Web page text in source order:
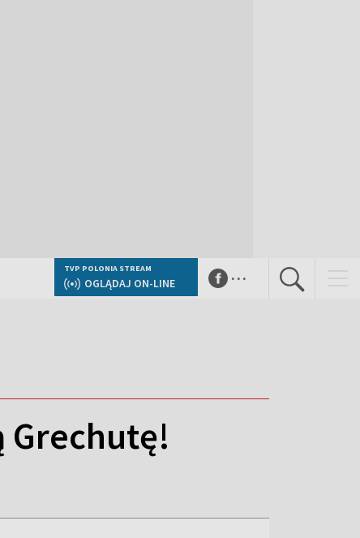
TVP POLONIA STREAM
OGLĄDAJ ON-LINE ...
Grechutę!